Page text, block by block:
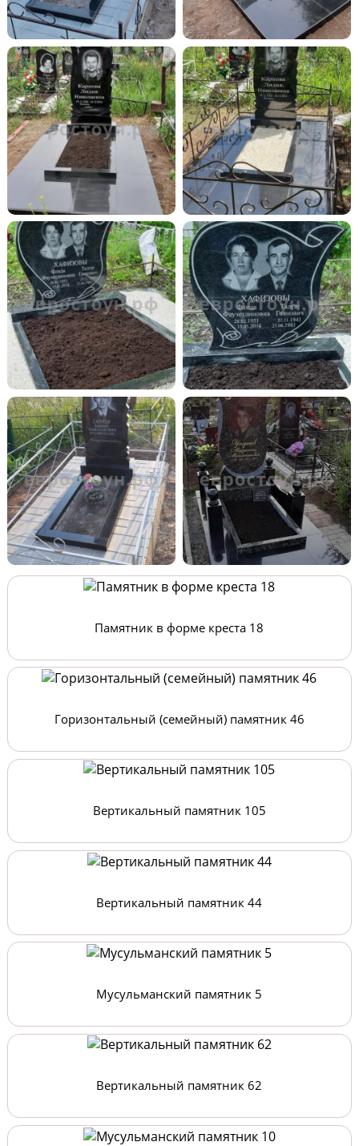
Памятник в форме креста 18
Горизонтальный (семейный) памятник 46
Вертикальный памятник 105
Вертикальный памятник 44
Мусульманский памятник 5
Вертикальный памятник 62